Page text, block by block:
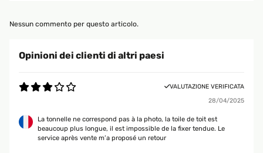
Nessun commento per questo articolo.
Opinioni dei clienti di altri paesi
VALUTAZIONE VERIFICATA
28/04/2025
La tonnelle ne correspond pas à la photo, la toile de toit est
beaucoup plus longue, il est impossible de la fixer tendue. Le
service après vente m’a proposé un retour